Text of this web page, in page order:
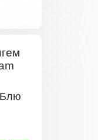
Блю